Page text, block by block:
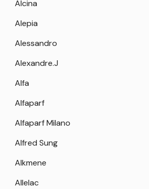
Alcina
Alepia
Alessandro
Alexandre.J
Alfa
Alfaparf
Alfaparf Milano
Alfred Sung
Alkmene
Allelac